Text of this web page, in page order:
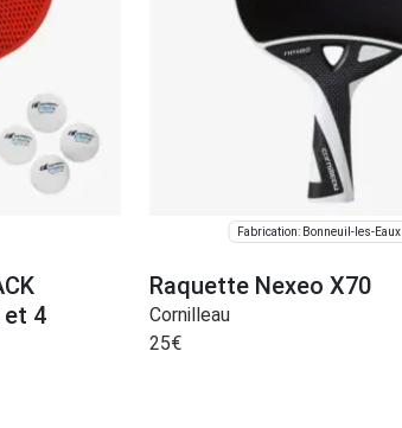
et 4
Fabrication: Bonneuil-les-Eaux
Raquette Nexeo X70
Cornilleau
25€